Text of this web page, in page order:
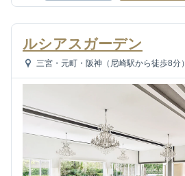
ルシアスガーデン
三宮・元町・阪神（尼崎駅から徒歩8分）